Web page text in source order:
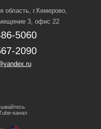
область, г.Кемерово,
3, офис 22
5060
2090
канал